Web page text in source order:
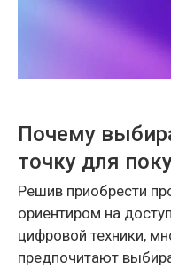
Почему
точку для
Решив приобрести
ориентиром на
цифровой техники,
предпочитают